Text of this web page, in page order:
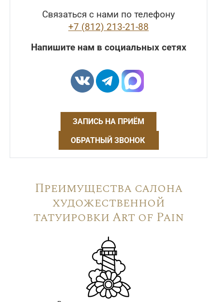
Связаться с нами по телефону
+7 (812) 213-21-88
Напишите нам в социальных сетях
ЗАПИСЬ НА ПРИЁМ
ОБРАТНЫЙ ЗВОНОК
Преимущества салона
художественной
татуировки Art of Pain